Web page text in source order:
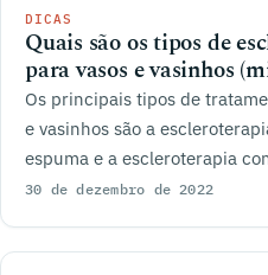
DICAS
Quais são os tipos de
para vasos e vasinhos
Os principais tipos de
e vasinhos são a
espuma e a escleroterapia
características próprias e
30 de dezembro de 2022